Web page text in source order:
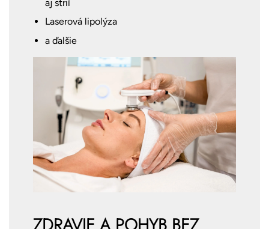
aj strií
Laserová lipolýza
a ďalšie